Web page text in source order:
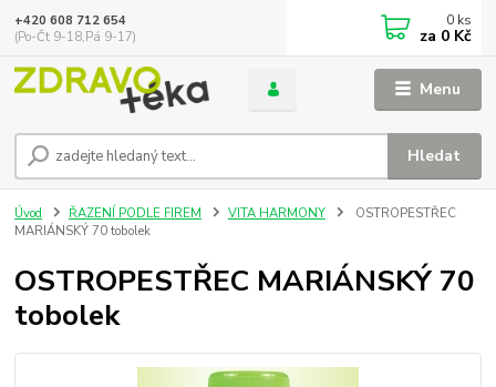
Menu
Hledat
+420 608 712 654
(Po-Čt 9-18,Pá 9-17)
0 ks
za 0 Kč
Úvod ŘAZENÍ PODLE FIREM VITA HARMONY
OSTROPESTŘEC
MARIÁNSKÝ 70 tobolek
OSTROPESTŘEC MARIÁNSKÝ 70
tobolek